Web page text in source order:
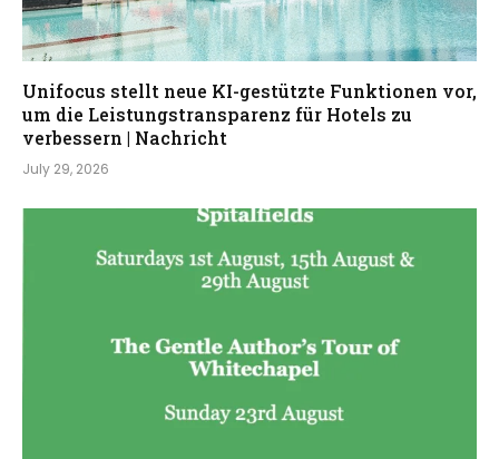
Unifocus stellt neue KI-gestützte Funktionen vor,
um die Leistungstransparenz für Hotels zu
verbessern | Nachricht
July 29, 2026